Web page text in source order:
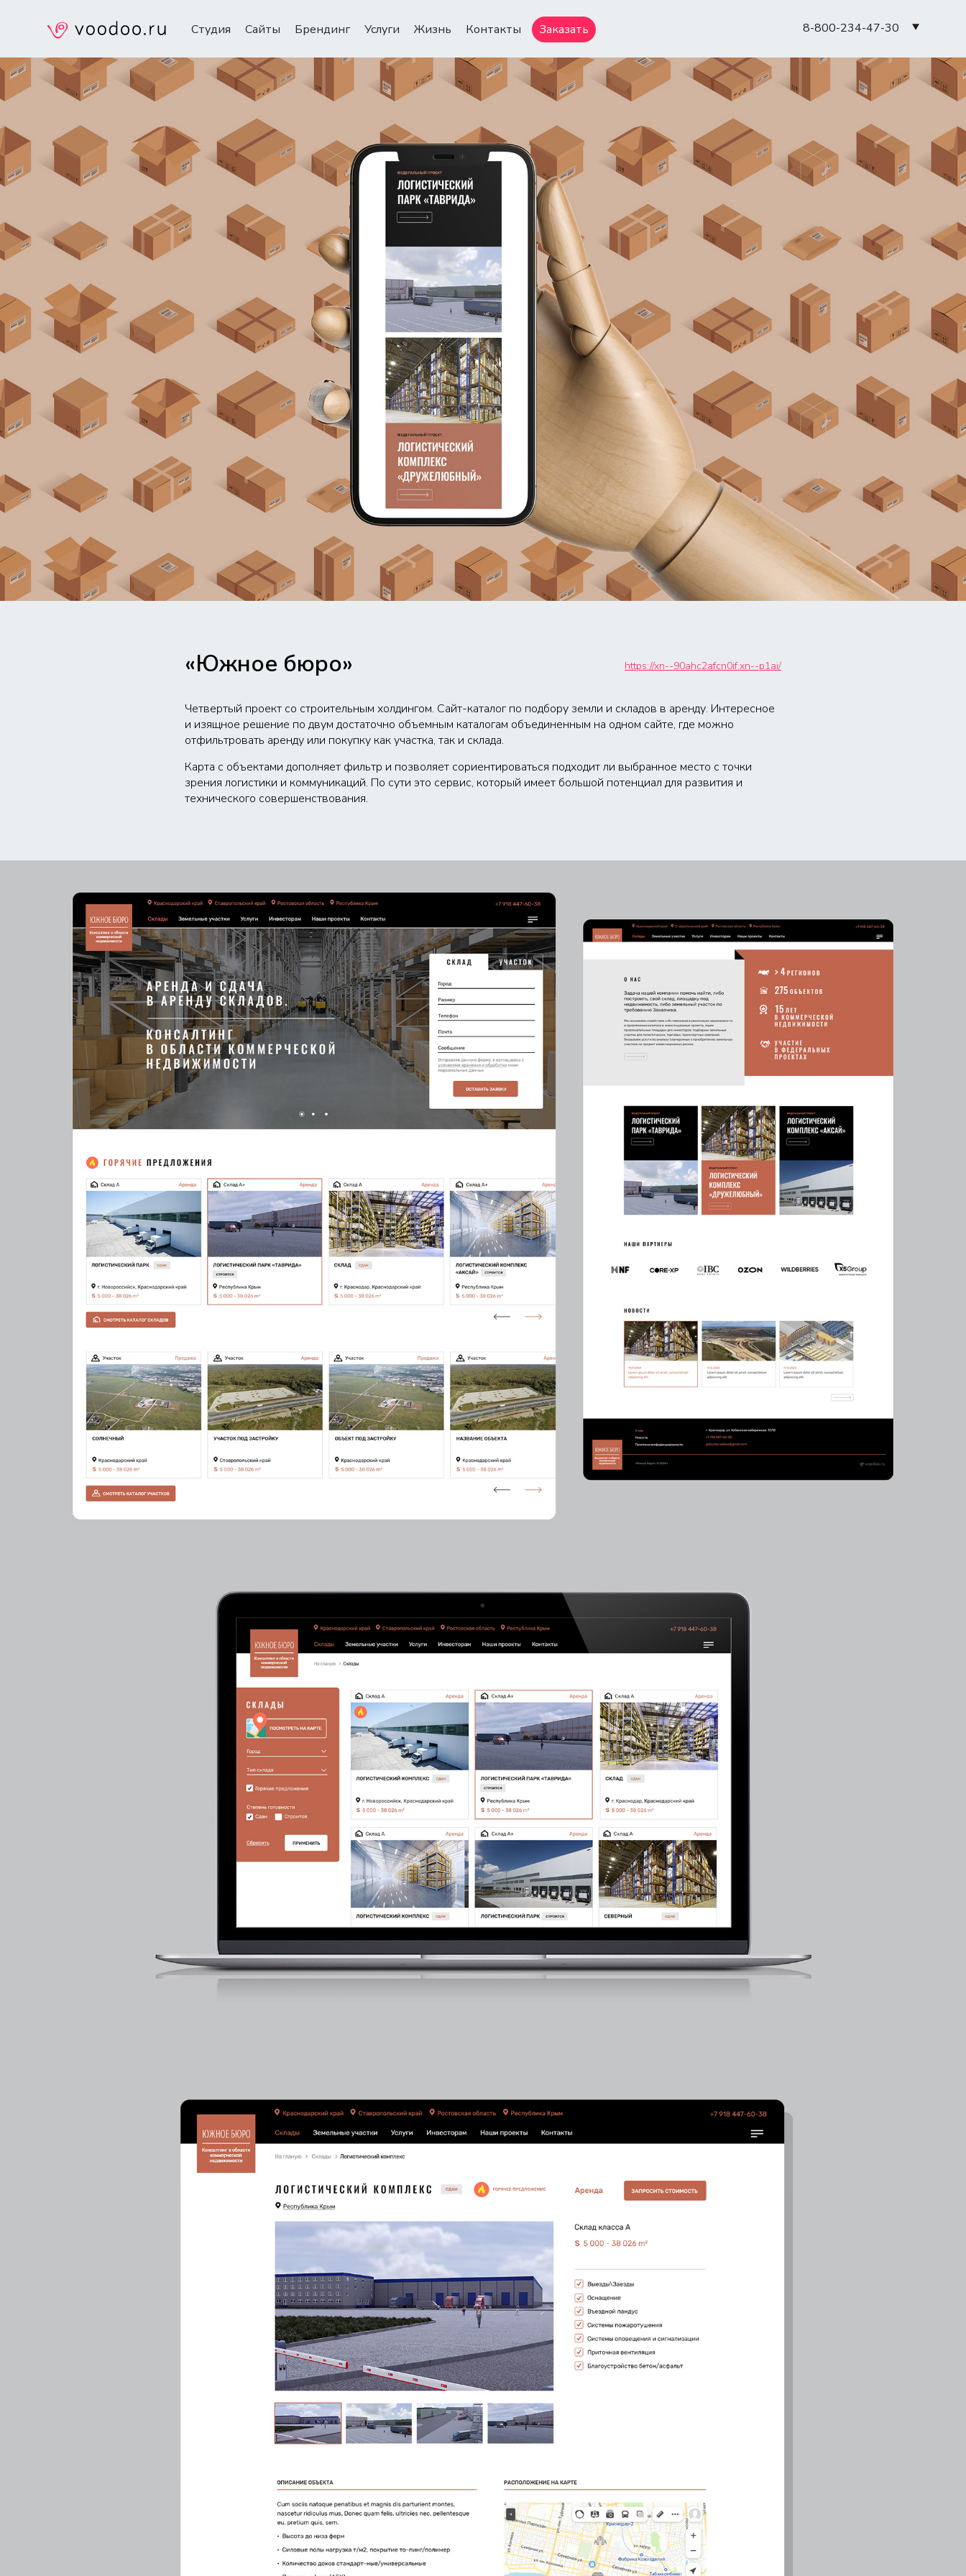
Студия Сайты Брендинг Услуги Жизнь Контакты Заказать 8-800-234-47-30
«Южное бюро» https://xn--90ahc2afcn0if.xn--p1ai/
Четвертый проект со строительным холдингом. Сайт-каталог по подбору земли и складов в аренду. Интересное
и изящное решение по двум достаточно объемным каталогам объединенным на одном сайте, где можно
отфильтровать аренду или покупку как участка, так и склада.
Карта с объектами дополняет фильтр и позволяет сориентироваться подходит ли выбранное место с точки
зрения логистики и коммуникаций. По сути это сервис, который имеет большой потенциал для развития и
технического совершенствования.